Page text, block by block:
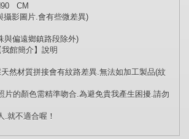
CM
攝影圖片.會有些微差異)
與偏遠鄉鎮路段除外)
館簡介】說明
然材質拼接會有紋路差異.無法如加工製品(紋
的顏色需精準吻合.為避免貴我產生困擾.請勿
就不適合喔！